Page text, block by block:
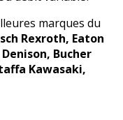
marques du
Rexroth, Eaton
Bucher
Kawasaki,